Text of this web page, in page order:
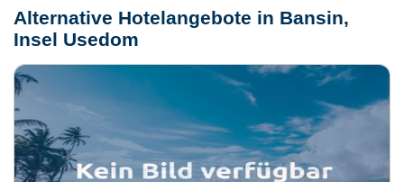
Alternative Hotelangebote in Bansin,
Insel Usedom